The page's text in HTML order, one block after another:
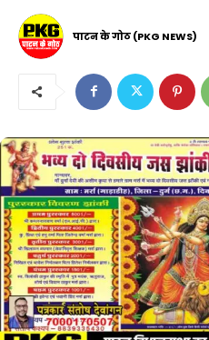
पाटन के गोठ (PKG NEWS)